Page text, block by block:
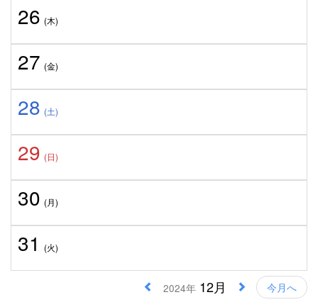
26 (木)
27 (金)
28 (土)
29 (日)
30 (月)
31 (火)
2024年 12月 今月へ